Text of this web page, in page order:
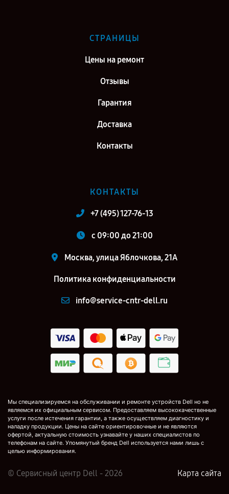
СТРАНИЦЫ
Цены на ремонт
Отзывы
Гарантия
Доставка
Контакты
КОНТАКТЫ
+7 (495) 127-76-13
c 09:00 до 21:00
Москва, улица Яблочкова, 21А
Политика конфиденциальности
info@service-cntr-dell.ru
Мы специализируемся на обслуживании и ремонте устройств Dell но не
являемся их официальным сервисом. Предоставляем высококачественные
услуги после истечения гарантии, а также осуществляем диагностику и
наладку продукции. Цены на сайте ориентировочные и не являются
офертой, актуальную стоимость узнавайте у наших специалистов по
телефонам на сайте. Упомянутый бренд Dell используется нами лишь с
целью информирования.
© Сервисный центр Dell - 2026 Карта сайта